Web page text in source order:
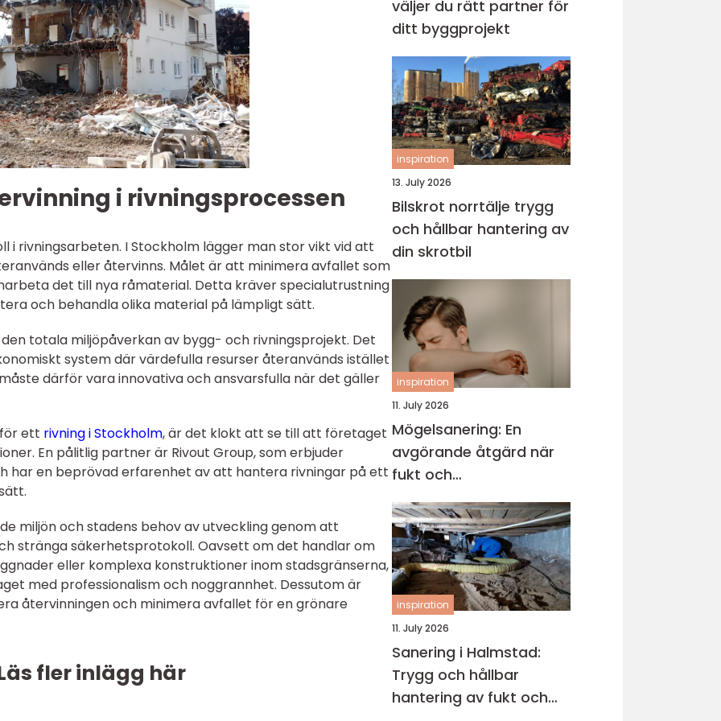
i rivningsprocessen
i rivningsarbeten. I Stockholm lägger man stor vikt vid att
eller återvinns. Målet är att minimera avfallet som
det till nya råmaterial. Detta kräver specialutrustning
och behandla olika material på lämpligt sätt.
totala miljöpåverkan av bygg- och rivningsprojekt. Det
system där värdefulla resurser återanvänds istället
därför vara innovativa och ansvarsfulla när det gäller
ett rivning i Stockholm, är det klokt att se till att företaget
En pålitlig partner är Rivout Group, som erbjuder
har en beprövad erfarenhet av att hantera rivningar på ett
miljön och stadens behov av utveckling genom att
stränga säkerhetsprotokoll. Oavsett om det handlar om
eller komplexa konstruktioner inom stadsgränserna,
med professionalism och noggrannhet. Dessutom är
återvinningen och minimera avfallet för en grönare
fler inlägg här
väljer du rätt partner för
ditt byggprojekt
inspiration
13. July 2026
Bilskrot norrtälje trygg
och hållbar hantering av
din skrotbil
inspiration
11. July 2026
Mögelsanering: En
avgörande åtgärd när
fukt och
mikroorganismer har
fått fäste i en byggnad
inspiration
11. July 2026
Sanering i Halmstad:
Trygg och hållbar
hantering av fukt och